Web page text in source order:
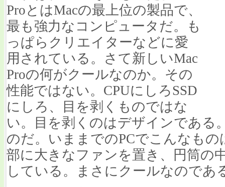
ProとはMacの最上位の製品で、
最も強力なコンピュータだ。も
っぱらクリエイターなどに愛
用されている。さて新しいMac
Proの何がクールなのか。その
性能ではない。CPUにしろSSD
にしろ、目を剥くものではな
い。目を剥くのはデザインである
のだ。いままでのPCでこんなも
部に大きなファンを置き、円筒の
している。まさにクールなのであ